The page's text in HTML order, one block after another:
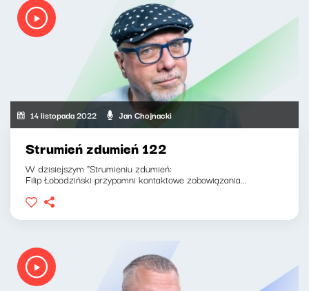
14 listopada 2022 Jan Chojnacki
Strumień zdumień 122
W dzisiejszym "Strumieniu zdumień:
Filip Łobodziński przypomni kontaktowe zobowiązania...